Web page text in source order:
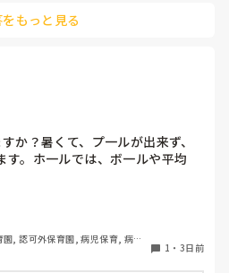
ターをつけたロー棚を仕切りにすれ
トルなどの重りを付けて補強してみ
やすい方法が見つかるよう応援して
もっと見る
か？暑くて、プ一ルが出来ず、
す。ホ一ルでは、ボ一ルや平均
製作で、うちわや望遠鏡や風鈴🎐
がら、何人かずつよんで、やっ
アや、工夫など、何でもいいの
, 認可外保育園, 病児保育, 病院
1 ・ 3日前